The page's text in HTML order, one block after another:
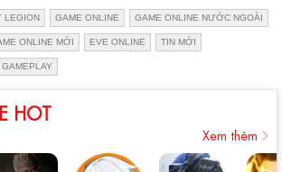
LEGION GAME ONLINE GAME ONLINE NƯỚC NGOÀI
ONLINE MỚI EVE ONLINE TIN MỚI
HOT
Xem thêm